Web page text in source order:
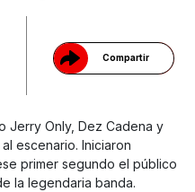
Compartir
Jerry Only, Dez Cadena y
escenario. Iniciaron
primer segundo el público
la legendaria banda.